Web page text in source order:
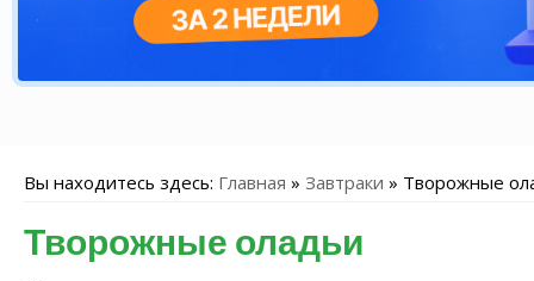
Вы находитесь здесь: Главная » Завтраки » Творожные
Творожные оладьи